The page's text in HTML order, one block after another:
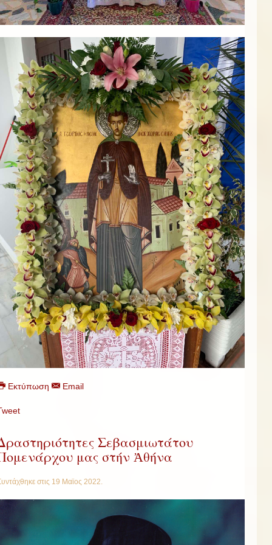
Εκτύπωση Email
Σεβασμιωτάτου
μας στήν Ἀθήνα
στις 19 Μαϊος 2022.